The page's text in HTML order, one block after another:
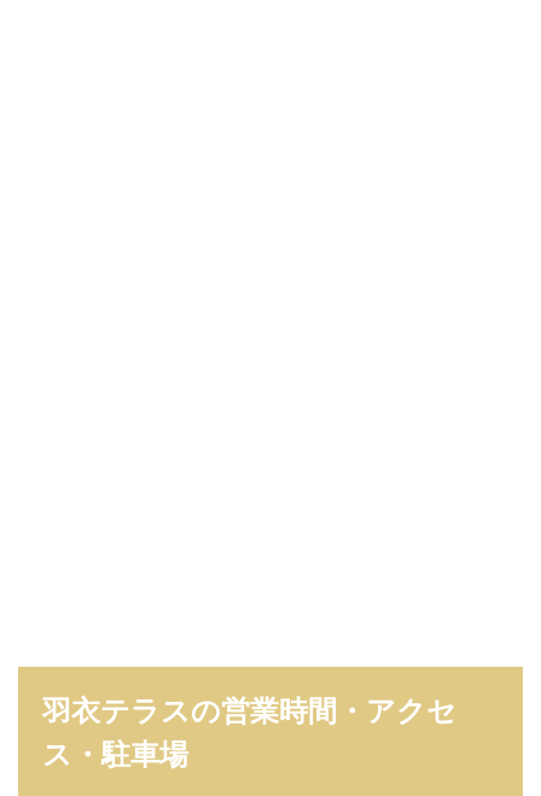
羽衣テラスの営業時間・アクセ
ス・駐車場